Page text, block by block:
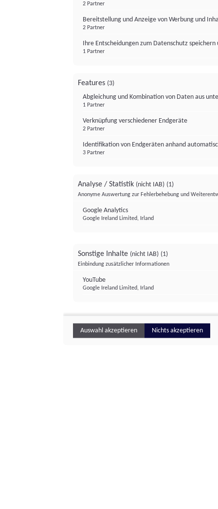
2 Partner
Bereitstellung und Anzeige von Werbung und
2 Partner
Ihre Entscheidungen zum Datenschutz
1 Partner
Features (3)
Abgleichung und Kombination von Daten aus
1 Partner
Verknüpfung verschiedener Endgeräte
2 Partner
Identifikation von Endgeräten anhand
3 Partner
Analyse / Statistik (nicht IAB) (1)
Anonyme Auswertung zur Fehlerbehebung und
Google Analytics
Google Ireland Limited, Irland
Sonstige Inhalte (nicht IAB) (1)
Einbindung zusätzlicher Informationen
YouTube
Google Ireland Limited, Irland
Auswahl akzeptieren Nichts akzeptieren